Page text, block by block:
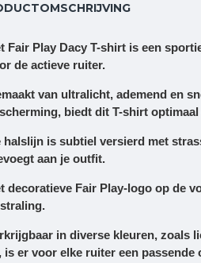
Fair Play Dacy T-shirt is een
de actieve ruiter.
van ultralicht, ademend en
biedt dit T-shirt
halslijn is subtiel versierd met
aan je outfit.
decoratieve Fair Play-logo op de
in diverse kleuren, zoals
is er voor elke ruiter een passende